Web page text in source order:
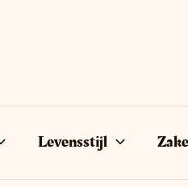
Levensstijl